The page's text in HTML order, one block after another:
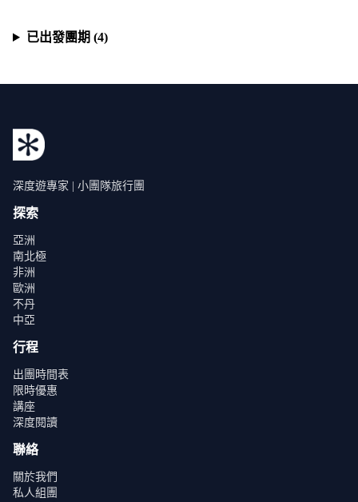
已出發團期 (4)
深度遊專家 | 小團隊旅行團
探索
亞洲
南北極
非洲
歐洲
不丹
中亞
行程
出團時間表
限時優惠
講座
深度閱讀
聯絡
關於我們
私人組團